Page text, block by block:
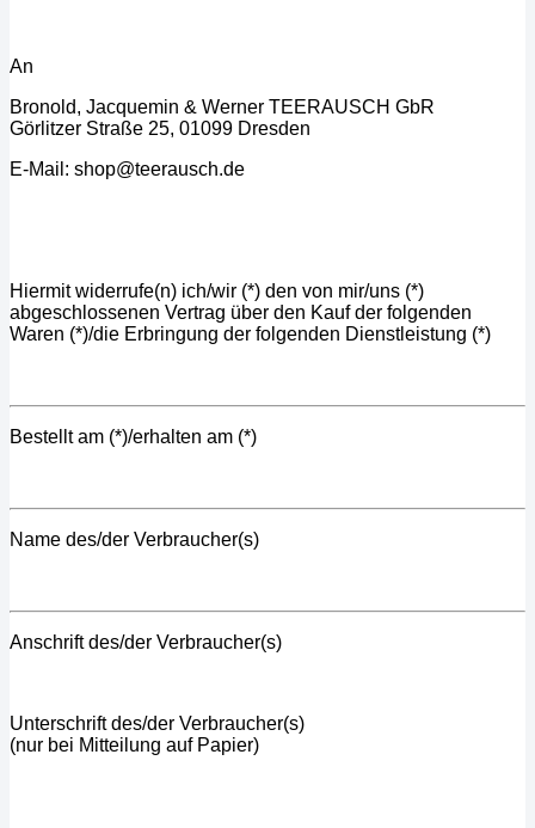
An
Bronold, Jacquemin & Werner TEERAUSCH GbR
Görlitzer Straße 25, 01099 Dresden
E-Mail: shop@teerausch.de
Hiermit widerrufe(n) ich/wir (*) den von mir/uns (*)
abgeschlossenen Vertrag über den Kauf der folgenden
Waren (*)/die Erbringung der folgenden Dienstleistung (*)
Bestellt am (*)/erhalten am (*)
Name des/der Verbraucher(s)
Anschrift des/der Verbraucher(s)
Unterschrift des/der Verbraucher(s)
(nur bei Mitteilung auf Papier)